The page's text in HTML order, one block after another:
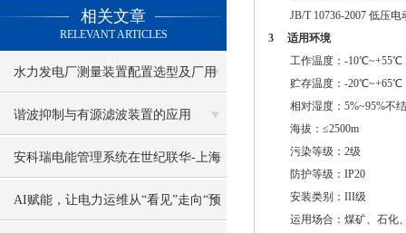
相关文章
RELEVANT ARTICLES
水力发电厂测量装置配置选型及厂用
电管理系统
谐波抑制与有源滤波装置的应用
安科瑞电能管理系统在世纪联华-上海
国和路店的应用
AI赋能，让电力运维从“看见”走向“预
JB/T 10736-2007 低压电
3 适用环境
工作温度：-10℃~+55℃
贮存温度：-20℃~+65℃
相对湿度：5%~95%不
海拔：≤2500m
污染等级：2级
防护等级：IP20
安装类别：III级
运用场合：煤矿、石化、